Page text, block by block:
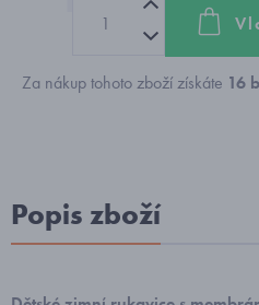
Za nákup tohoto zboží získáte 16
Popis zboží